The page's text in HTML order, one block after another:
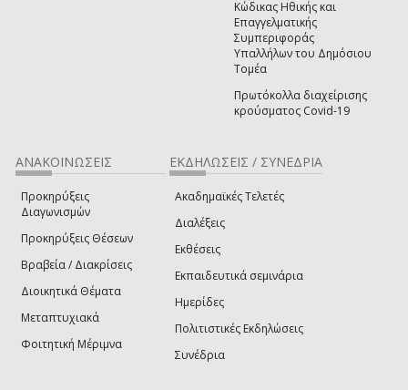
Κώδικας Ηθικής και
Επαγγελματικής
Συμπεριφοράς
Υπαλλήλων του Δημόσιου
Τομέα
Πρωτόκολλα διαχείρισης
κρούσματος Covid-19
ΑΝΑΚΟΙΝΩΣΕΙΣ
Προκηρύξεις
Διαγωνισμών
Προκηρύξεις Θέσεων
Βραβεία / Διακρίσεις
Διοικητικά Θέματα
Μεταπτυχιακά
Φοιτητική Μέριμνα
ΕΚΔΗΛΩΣΕΙΣ / ΣΥΝΕΔΡΙΑ
Ακαδημαϊκές Τελετές
Διαλέξεις
Εκθέσεις
Εκπαιδευτικά σεμινάρια
Ημερίδες
Πολιτιστικές Εκδηλώσεις
Συνέδρια